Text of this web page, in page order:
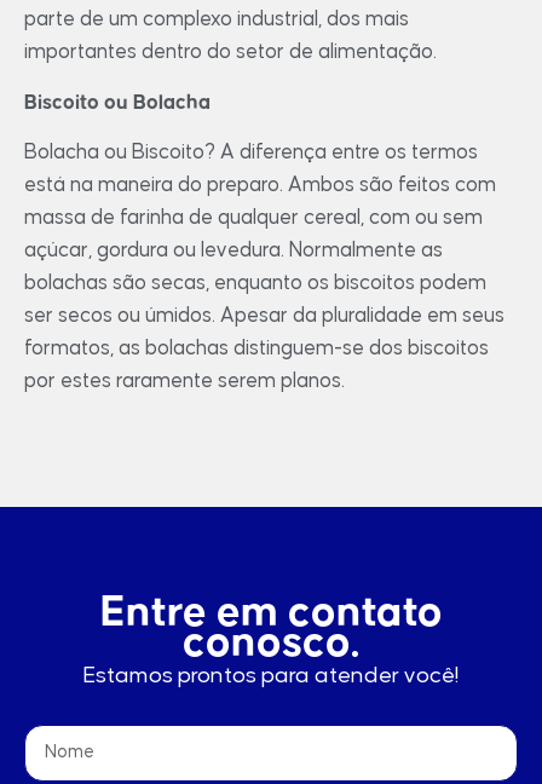
parte de um complexo industrial, dos mais
importantes dentro do setor de alimentação.
Biscoito ou Bolacha
Bolacha ou Biscoito? A diferença entre os termos
está na maneira do preparo. Ambos são feitos com
massa de farinha de qualquer cereal, com ou sem
açúcar, gordura ou levedura. Normalmente as
bolachas são secas, enquanto os biscoitos podem
ser secos ou úmidos. Apesar da pluralidade em seus
formatos, as bolachas distinguem-se dos biscoitos
por estes raramente serem planos.
Entre em contato
conosco.
Estamos prontos para atender você!